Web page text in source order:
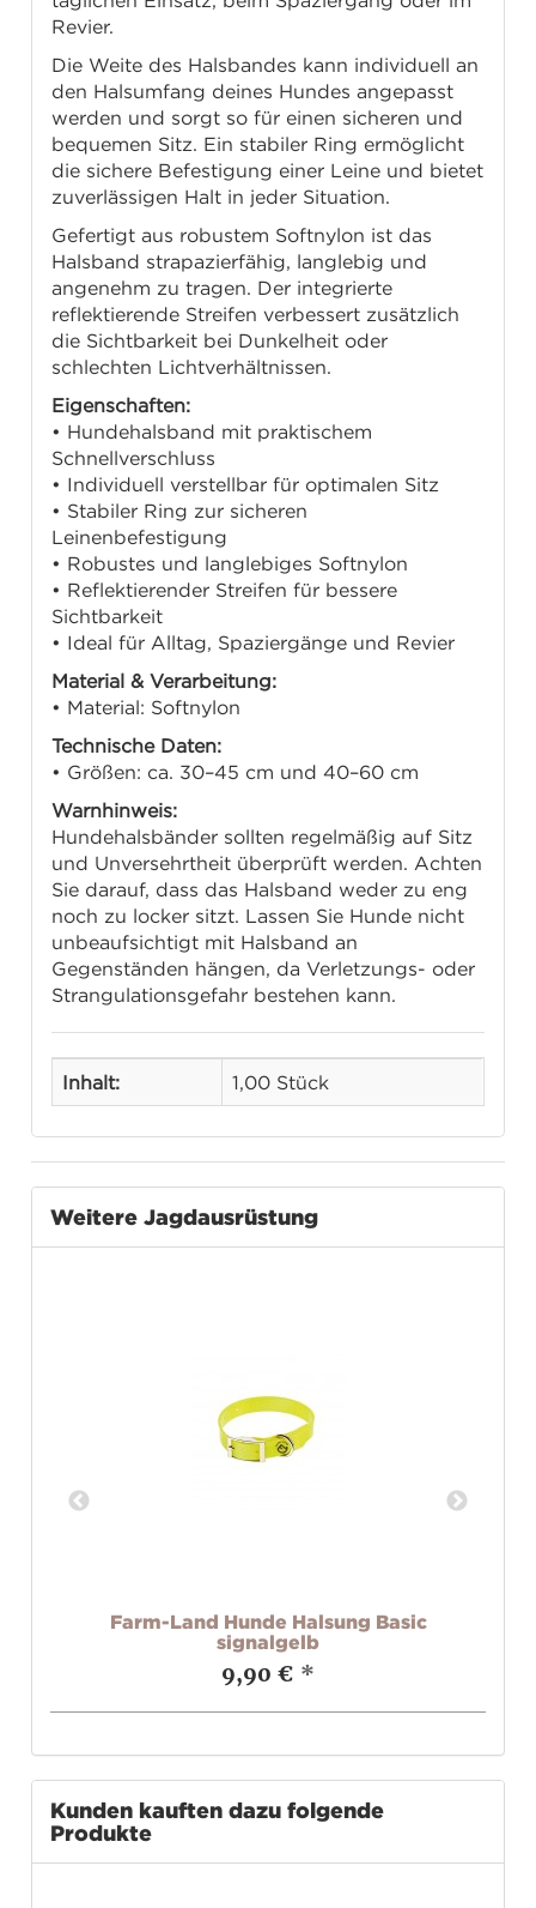
Revier.
Die Weite des Halsbandes kann individuell an
den Halsumfang deines Hundes angepasst
werden und sorgt so für einen sicheren und
bequemen Sitz. Ein stabiler Ring ermöglicht
die sichere Befestigung einer Leine und bietet
zuverlässigen Halt in jeder Situation.
Gefertigt aus robustem Softnylon ist das
Halsband strapazierfähig, langlebig und
angenehm zu tragen. Der integrierte
reflektierende Streifen verbessert zusätzlich
die Sichtbarkeit bei Dunkelheit oder
schlechten Lichtverhältnissen.
Eigenschaften:
• Hundehalsband mit praktischem
Schnellverschluss
• Individuell verstellbar für optimalen Sitz
• Stabiler Ring zur sicheren
Leinenbefestigung
• Robustes und langlebiges Softnylon
• Reflektierender Streifen für bessere
Sichtbarkeit
• Ideal für Alltag, Spaziergänge und Revier
Material & Verarbeitung:
• Material: Softnylon
Technische Daten:
• Größen: ca. 30–45 cm und 40–60 cm
Warnhinweis:
Hundehalsbänder sollten regelmäßig auf Sitz
und Unversehrtheit überprüft werden. Achten
Sie darauf, dass das Halsband weder zu eng
noch zu locker sitzt. Lassen Sie Hunde nicht
unbeaufsichtigt mit Halsband an
Gegenständen hängen, da Verletzungs- oder
Strangulationsgefahr bestehen kann.
Inhalt: 1,00 Stück
Weitere Jagdausrüstung
Farm-Land Hunde Halsung Basic
signalgelb
9,90 € *
Kunden kauften dazu folgende
Produkte